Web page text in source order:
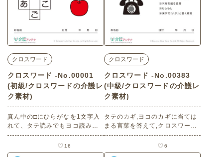
クロスワード
クロスワード -No.00001
(初級/クロスワードの介護レ
ク素材)
真ん中の□にひらがなを1文字入
れて、タテ読みでもヨコ読みで
も意味の通じる言葉を完成させ
ービスセンター、ご自宅などで
16
クロスワード
クロスワード -No.00383
(中級/クロスワードの介護レ
ク素材)
タテのカギ,ヨコのカギに当ては
まる言葉を答えて,クロスワード
を完成させましょう。（小文字
のッ・ャ・ョなどは大文字で書
きます） 老人ホームやデイサー
6